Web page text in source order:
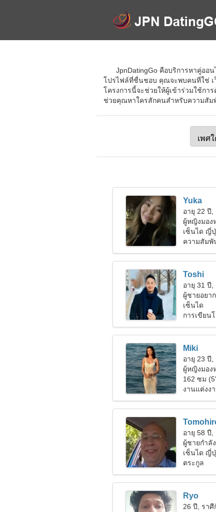
JpnDatingGo คือบริการหาคู่อ
โปรไฟล์ที่ชื่นชอบ คุณจะพบคนที่ใช่ เ
โครงการนี้จะช่วยให้ผู้เข้าร่วมใช้กา
ช่วยคุณหาใครสักคนสำหรับความสัม
Yuka
อายุ 22 ปี,
ผู้หญิงมอง
เซ็นได ญี่
ความสัมพั
Toshi
อายุ 31 ปี,
ผู้ชายอยา
เซ็นได
การเขียน
Miki
อายุ 23 ปี
ผู้หญิงมอง
162 ซม
งานแต่งง
อายุ 58 ปี
ผู้ชายกำลั
เซ็นได ญี่
ตระกูล
Ryo
26 ปี, ราศี